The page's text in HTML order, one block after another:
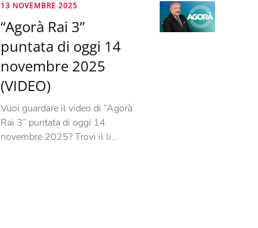
13 NOVEMBRE 2025
“Agorà Rai 3”
puntata di oggi 14
novembre 2025
(VIDEO)
Vuoi guardare il video di “Agorà
Rai 3” puntata di oggi 14
novembre 2025? Trovi il li…